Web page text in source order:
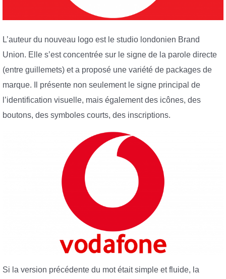
L’auteur du nouveau logo est le studio londonien Brand
Union. Elle s’est concentrée sur le signe de la parole directe
(entre guillemets) et a proposé une variété de packages de
marque. Il présente non seulement le signe principal de
l’identification visuelle, mais également des icônes, des
boutons, des symboles courts, des inscriptions.
Si la version précédente du mot était simple et fluide, la